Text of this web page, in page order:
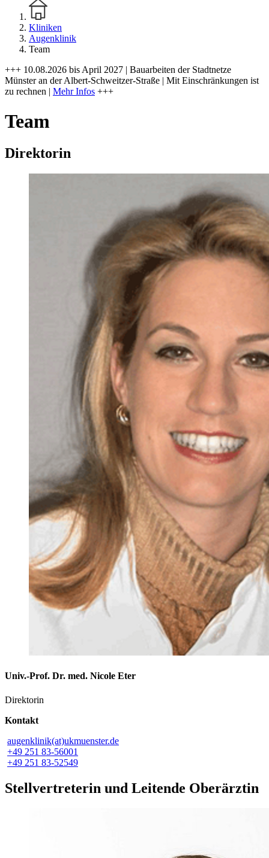
Kliniken
Augenklinik
Team
+++ 10.08.2026 bis April 2027 | Bauarbeiten der Stadtnetze
Münster an der Albert-Schweitzer-Straße | Mit Einschränkungen ist
zu rechnen | Mehr Infos +++
Team
Direktorin
Univ.-Prof. Dr. med. Nicole Eter
Direktorin
Kontakt
augenklinik(at)ukmuenster.de
+49 251 83-56001
+49 251 83-52549
Stellvertreterin und Leitende Oberärztin